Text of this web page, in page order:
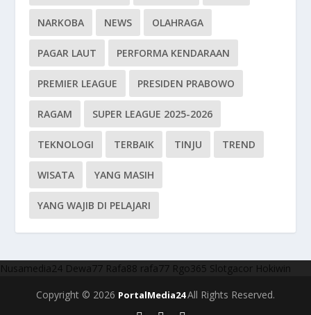
NARKOBA NEWS OLAHRAGA
PAGAR LAUT PERFORMA KENDARAAN
PREMIER LEAGUE PRESIDEN PRABOWO
RAGAM SUPER LEAGUE 2025-2026
TEKNOLOGI TERBAIK TINJU TREND
WISATA YANG MASIH
YANG WAJIB DI PELAJARI
Nusamedia24 Dewa77 Rafa88 rafa77 Rgo365 Slotgacor Hokiwin
Copyright © 2026 PortalMedia24All Rights Reserved.